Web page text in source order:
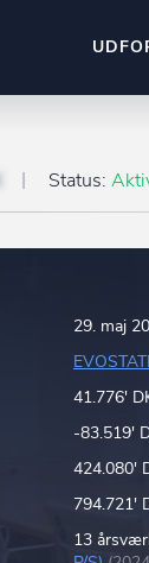
Hold dig
Sæt strøm til dit
ownr
Identificer
Status:
29. maj
41.776'
-83.519'
424.080'
794.721'
13